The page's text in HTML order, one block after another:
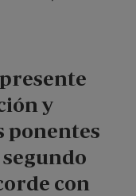
y
ponentes
con